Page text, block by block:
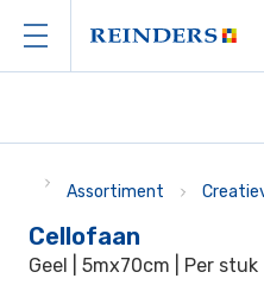
Assortiment
Cellofaan
Geel | 5mx70cm | Per stuk